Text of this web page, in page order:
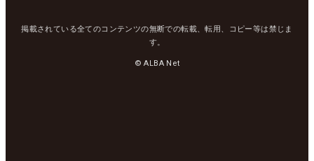
掲載されている全てのコンテンツの無断での転載、転用、コピー等は禁じま
す。
© ALBA Net